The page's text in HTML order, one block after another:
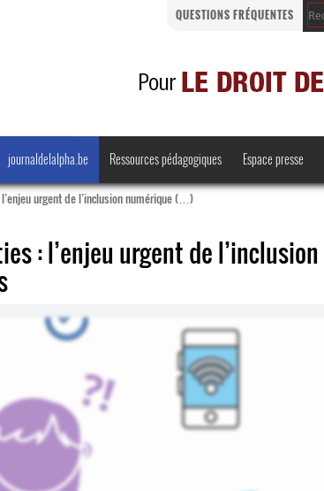
QUESTIONS FRÉQUENTES
journaldelalpha.be Ressources pédagogiques
Bienvenue en Belgique
Espace presse
urgent de l’inclusion numérique (…)
: l’enjeu urgent de l’inclusion